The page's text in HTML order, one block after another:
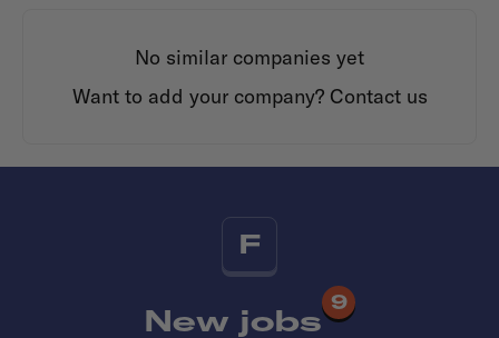
No similar companies yet
Want to add your company? Contact us
F
New jobs
9